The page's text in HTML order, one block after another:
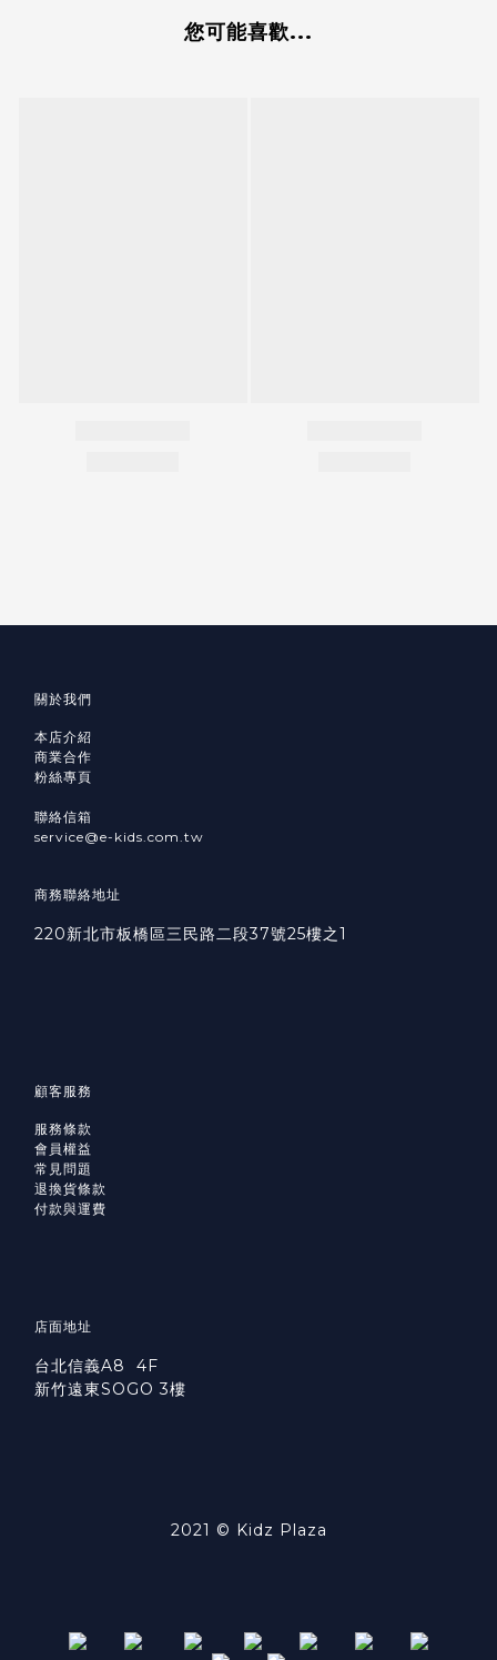
您可能喜歡...
關於我們
本店介紹
商業合作
粉絲專頁
聯絡信箱
service@e-kids.com.tw
商務聯絡地址
220新北市板橋區三民路二段37號25樓之1
顧客服務
服務條款
會員權益
常見問題
退換貨條款
付款與運費
店面地址
台北信義A8 4F
新竹遠東SOGO 3樓
2021 © Kidz Plaza